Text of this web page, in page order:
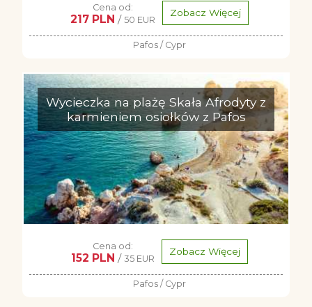
Cena od:
217 PLN / 50 EUR
Zobacz Więcej
Pafos / Cypr
Wycieczka na plażę Skała Afrodyty z
karmieniem osiołków z Pafos
Cena od:
152 PLN / 35 EUR
Zobacz Więcej
Pafos / Cypr